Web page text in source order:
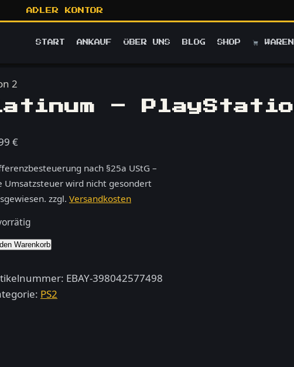
ADLER KONTOR
START ANKAUF ÜBER UNS BLOG SHOP
2
Platinum –
€
nach §25a UStG –
Umsatzsteuer wird nicht gesondert
zzgl. Versandkosten
Warenkorb
EBAY-398042577498
PS2